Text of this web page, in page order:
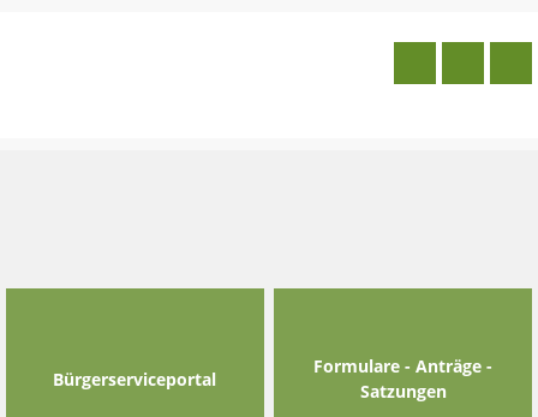
Bürgerserviceportal
Formulare - Anträge -
Satzungen